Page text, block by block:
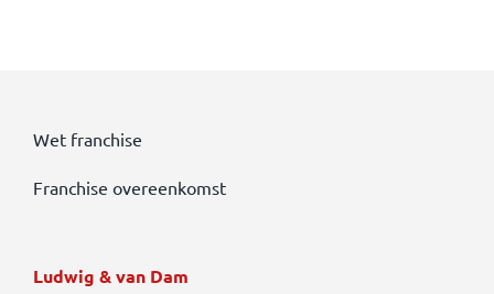
Wet franchise
Franchise overeenkomst
Ludwig & van Dam